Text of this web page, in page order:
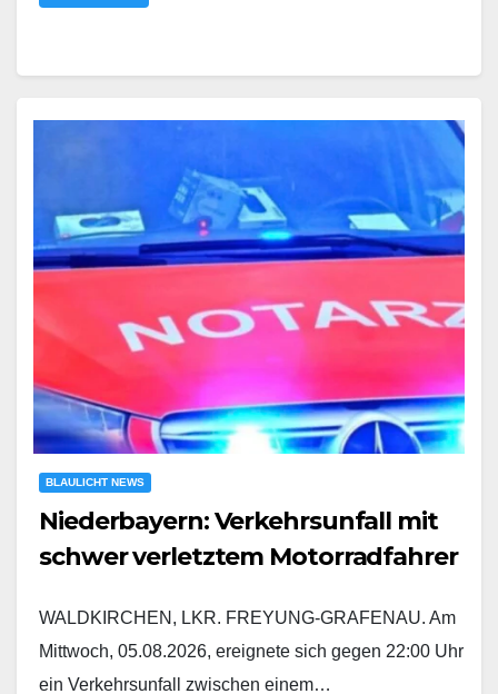
BLAULICHT NEWS
Niederbayern: Verkehrsunfall mit
schwer verletztem Motorradfahrer
WALDKIRCHEN, LKR. FREYUNG-GRAFENAU. Am
Mittwoch, 05.08.2026, ereignete sich gegen 22:00 Uhr
ein Verkehrsunfall zwischen einem…